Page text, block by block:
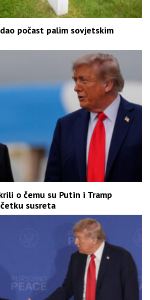
počast palim sovjetskim
o čemu su Putin i Tramp
susreta